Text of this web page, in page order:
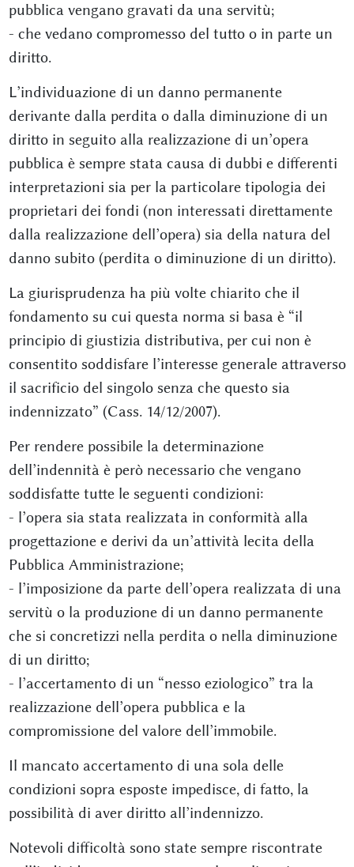
pubblica vengano gravati da una servitù;
- che vedano compromesso del tutto o in parte un
diritto.
L’individuazione di un danno permanente
derivante dalla perdita o dalla diminuzione di un
diritto in seguito alla realizzazione di un’opera
pubblica è sempre stata causa di dubbi e differenti
interpretazioni sia per la particolare tipologia dei
proprietari dei fondi (non interessati direttamente
dalla realizzazione dell’opera) sia della natura del
danno subito (perdita o diminuzione di un diritto).
La giurisprudenza ha più volte chiarito che il
fondamento su cui questa norma si basa è “il
principio di giustizia distributiva, per cui non è
consentito soddisfare l’interesse generale attraverso
il sacrificio del singolo senza che questo sia
indennizzato” (Cass. 14/12/2007).
Per rendere possibile la determinazione
dell’indennità è però necessario che vengano
soddisfatte tutte le seguenti condizioni:
- l’opera sia stata realizzata in conformità alla
progettazione e derivi da un’attività lecita della
Pubblica Amministrazione;
- l’imposizione da parte dell’opera realizzata di una
servitù o la produzione di un danno permanente
che si concretizzi nella perdita o nella diminuzione
di un diritto;
- l’accertamento di un “nesso eziologico” tra la
realizzazione dell’opera pubblica e la
compromissione del valore dell’immobile.
Il mancato accertamento di una sola delle
condizioni sopra esposte impedisce, di fatto, la
possibilità di aver diritto all’indennizzo.
Notevoli difficoltà sono state sempre riscontrate